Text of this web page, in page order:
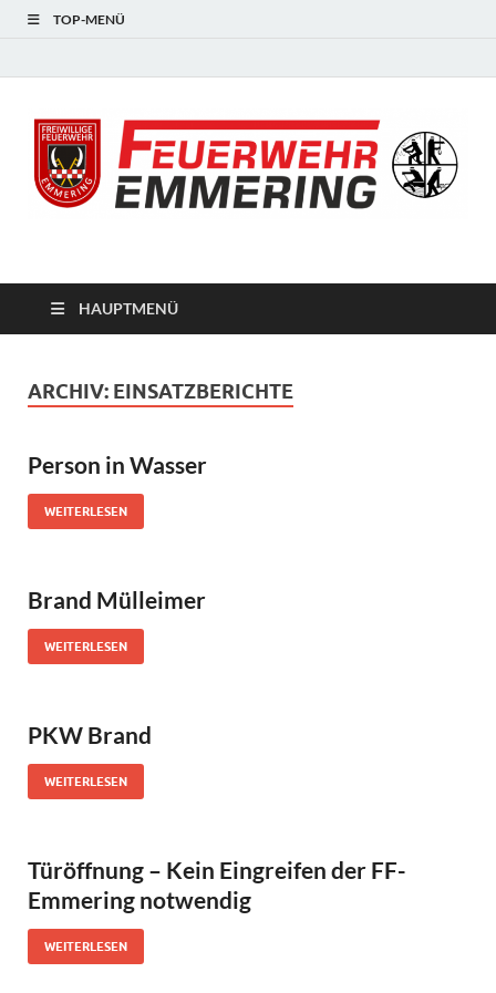
TOP-MENÜ
HAUPTMENÜ
ARCHIV: EINSATZBERICHTE
Person in Wasser
WEITERLESEN
Brand Mülleimer
WEITERLESEN
PKW Brand
WEITERLESEN
Türöffnung – Kein Eingreifen der FF-
Emmering notwendig
WEITERLESEN